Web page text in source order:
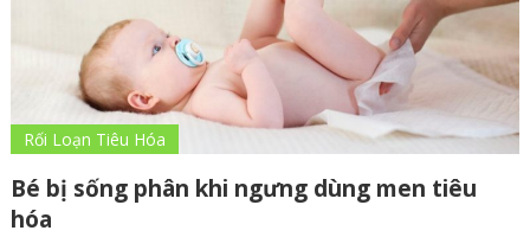
Bé bị sống phân khi ngưng dùng men tiêu
hóa
Rối Loạn Tiêu Hóa